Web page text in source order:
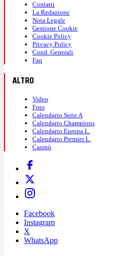
Contatti
La Redazione
Nota Legale
Gestione Cookie
Cookie Policy
Privacy Policy
Cond. Generali
Faq
ALTRO
Video
Foto
Calendario Serie A
Calendario Champions
Calendario Europa L.
Calendario Premier L.
Casinò
Facebook
Instagram
X
WhatsApp